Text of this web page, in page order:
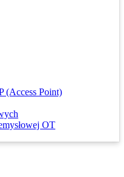
(Access Point)
OT